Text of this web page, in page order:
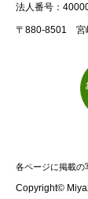
法人番号：
〒880-8501 宮
各ページに掲載の
Copyright©